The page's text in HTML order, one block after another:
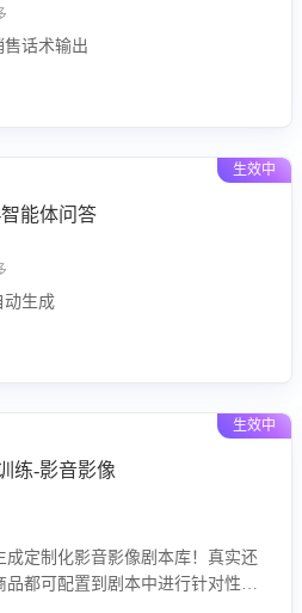
售话术输出
生效中
能体问答
动生成
生效中
练-影音影像
定制化影音影像剧本库！真实还
都可配置到剧本中进行针对性训